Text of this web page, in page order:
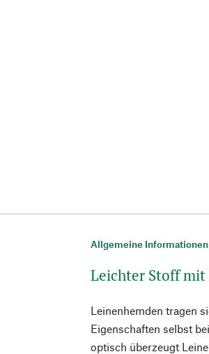
Allgemeine Informationen
Leichter Stoff mit
Leinenhemden tragen
Eigenschaften selbst
optisch überzeugt